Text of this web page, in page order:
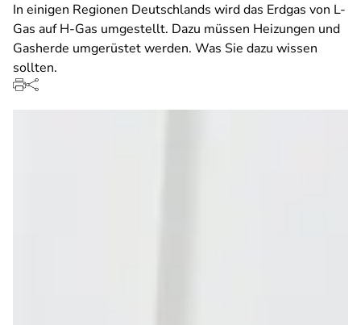
In einigen Regionen Deutschlands wird das Erdgas von L-
Gas auf H-Gas umgestellt. Dazu müssen Heizungen und
Gasherde umgerüstet werden. Was Sie dazu wissen
sollten.